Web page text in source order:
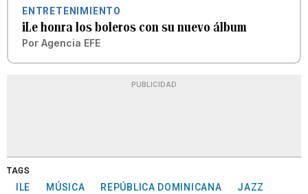
ENTRETENIMIENTO
iLe honra los boleros con su nuevo álbum
Por Agencia EFE
PUBLICIDAD
TAGS
ILE MÚSICA REPÚBLICA DOMINICANA JAZZ